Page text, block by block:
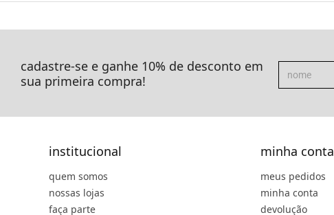
cadastre-se e ganhe 10% de desconto em
sua primeira compra!
institucional
quem somos
nossas lojas
faça parte
minha conta
meus pedidos
minha conta
devolução